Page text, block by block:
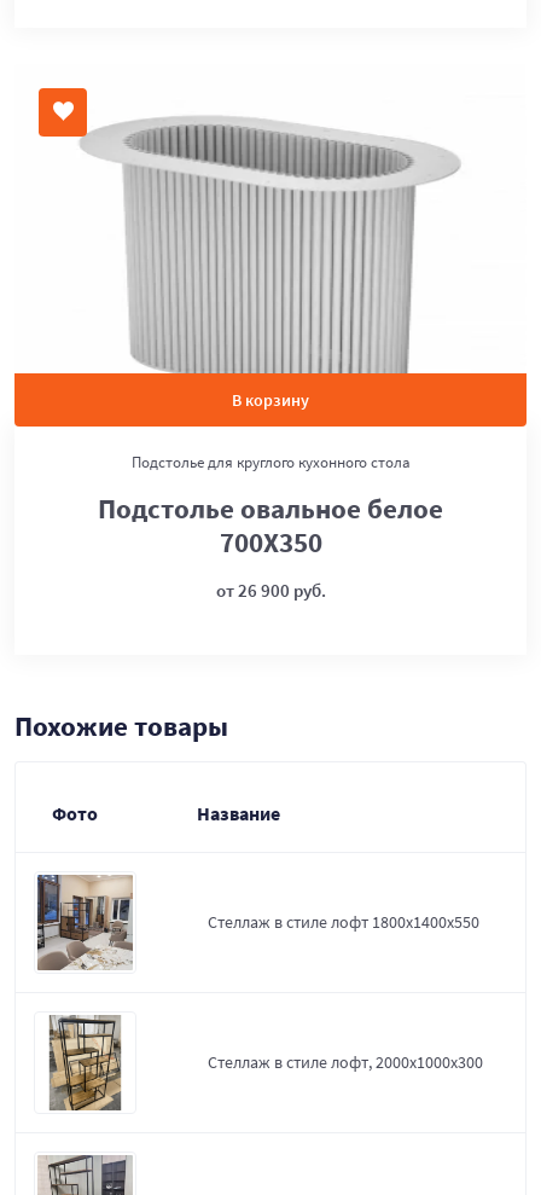
В корзину
Подстолье для круглого кухонного стола
Подстолье овальное белое
700Х350
от 26 900 руб.
Похожие товары
Фото Название
Стеллаж в стиле лофт 1800х1400х550
Стеллаж в стиле лофт, 2000х1000х300